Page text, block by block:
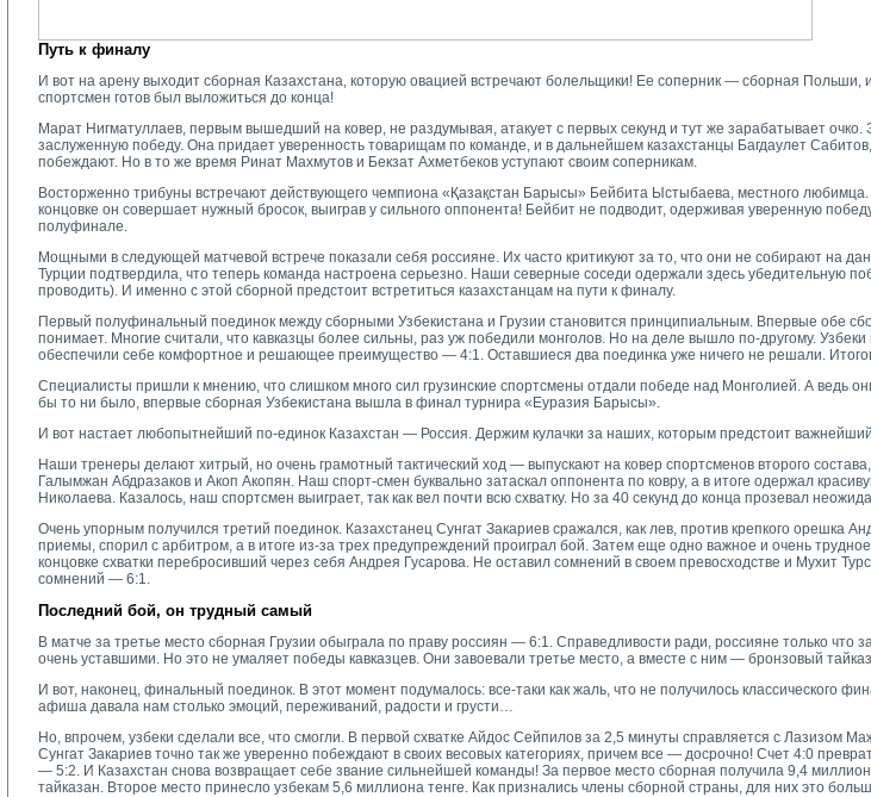
Путь к финалу
И вот на арену выходит сборная Казахстана, которую овацией встречают болельщики! Ее соперник — сборная
спортсмен готов был выложиться до конца!
Марат Нигматуллаев, первым вышедший на ковер, не раздумывая, атакует с первых секунд и тут же зарабатывает
заслуженную победу. Она придает уверенность товарищам по команде, и в дальнейшем казахстанцы Багдаулет
побеждают. Но в то же время Ринат Махмутов и Бекзат Ахметбеков уступают своим соперникам.
Восторженно трибуны встречают действующего чемпиона «Қазақстан Барысы» Бейбита Ыстыбаева, местного
концовке он совершает нужный бросок, выиграв у сильного оппонента! Бейбит не подводит, одерживая уверенную
полуфинале.
Мощными в следующей матчевой встрече показали себя россияне. Их часто критикуют за то, что они не собирают на
Турции подтвердила, что теперь команда настроена серьезно. Наши северные соседи одержали здесь убедительную
проводить). И именно с этой сборной предстоит встретиться казахстанцам на пути к финалу.
Первый полуфинальный поединок между сборными Узбекистана и Грузии становится принципиальным. Впервые обе
понимает. Многие считали, что кавказцы более сильны, раз уж победили монголов. Но на деле вышло по-другому.
обеспечили себе комфортное и решающее преимущество — 4:1. Оставшиеся два поединка уже ничего не решали.
Специалисты пришли к мнению, что слишком много сил грузинские спортсмены отдали победе над Монголией. А ведь
бы то ни было, впервые сборная Узбекистана вышла в финал турнира «Еуразия Барысы».
И вот настает любопытнейший по-единок Казахстан — Россия. Держим кулачки за наших, которым предстоит
Наши тренеры делают хитрый, но очень грамотный тактический ход — выпускают на ковер спортсменов второго
Галымжан Абдразаков и Акоп Акопян. Наш спорт-смен буквально затаскал оппонента по ковру, а в итоге одержал
Николаева. Казалось, наш спортсмен выиграет, так как вел почти всю схватку. Но за 40 секунд до конца прозевал
Очень упорным получился третий поединок. Казахстанец Сунгат Закариев сражался, как лев, против крепкого орешка
приемы, спорил с арбитром, а в итоге из-за трех предупреждений проиграл бой. Затем еще одно важное и очень
концовке схватки перебросивший через себя Андрея Гусарова. Не оставил сомнений в своем превосходстве и Мухит
сомнений — 6:1.
Последний бой, он трудный самый
В матче за третье место сборная Грузии обыграла по праву россиян — 6:1. Справедливости ради, россияне только что
очень уставшими. Но это не умаляет победы кавказцев. Они завоевали третье место, а вместе с ним — бронзовый
И вот, наконец, финальный поединок. В этот момент подумалось: все-таки как жаль, что не получилось классического
афиша давала нам столько эмоций, переживаний, радости и грусти…
Но, впрочем, узбеки сделали все, что смогли. В первой схватке Айдос Сейпилов за 2,5 минуты справляется с Лазизом
Сунгат Закариев точно так же уверенно побеждают в своих весовых категориях, причем все — досрочно! Счет 4:0
— 5:2. И Казахстан снова возвращает себе звание сильнейшей команды! За первое место сборная получила 9,4
тайказан. Второе место принесло узбекам 5,6 миллиона тенге. Как признались члены сборной страны, для них это